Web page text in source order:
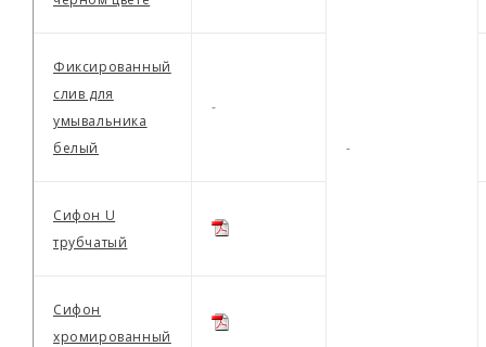
-
Фиксированный
слив для
умывальника
белый
-
Сифон U
трубчатый
Сифон
хромированный